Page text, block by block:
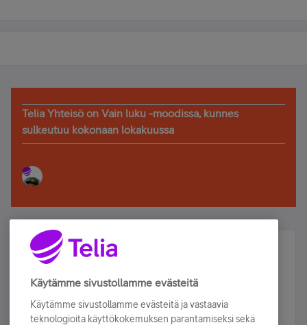
Telia Yhteisö on Vain luku -moodissa, kunnes
sulkeutuu kokonaan lokakuussa
Älä jää paitsi – osallistu ja voita!
Tilaa Telian uutiskirje ja olet mukana arvonnassa.
sähköpostiisi.
Käytämme sivustollamme evästeitä
Käytämme sivustollamme evästeitä ja vastaavia
teknologioita käyttökokemuksen parantamiseksi sekä